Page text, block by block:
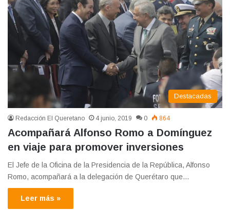
Destacadas
Redacción El Queretano 4 junio, 2019 0 864
Acompañará Alfonso Romo a Domínguez
en viaje para promover inversiones
El Jefe de la Oficina de la Presidencia de la República, Alfonso
Romo, acompañará a la delegación de Querétaro que…
Leer más »